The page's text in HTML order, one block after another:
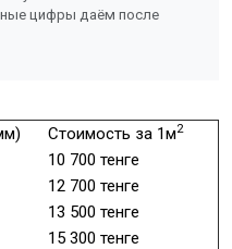
цифры даём после
Стоимость за 1м2
10 700 тенге
12 700 тенге
13 500 тенге
15 300 тенге